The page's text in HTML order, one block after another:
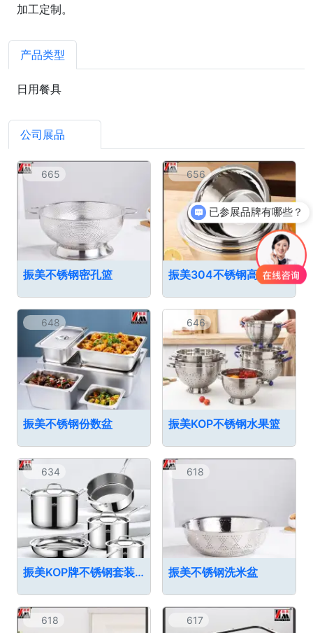
加工定制。
产品类型
日用餐具
公司展品
665
振美不锈钢密孔篮
656
振美304不锈钢高反边调料缸
648
振美不锈钢份数盆
646
振美KOP不锈钢水果篮
634
振美KOP牌不锈钢套装锅
618
振美不锈钢洗米盆
618 617
已参展品牌有哪些？